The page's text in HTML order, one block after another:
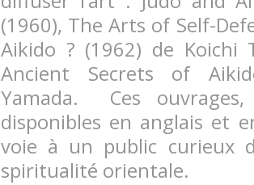
(1960), The Arts of Self-
Aikido ? (1962) de Koichi
Ancient Secrets of
Yamada. Ces
disponibles en anglais et
voie à un public curieux
spiritualité orientale.